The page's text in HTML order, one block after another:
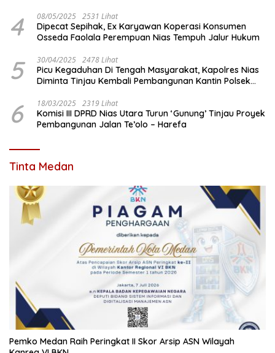
4 08/05/2025 2531 Lihat
Dipecat Sepihak, Ex Karyawan Koperasi Konsumen
Osseda Faolala Perempuan Nias Tempuh Jalur Hukum
5 30/04/2025 2478 Lihat
Picu Kegaduhan Di Tengah Masyarakat, Kapolres Nias
Diminta Tinjau Kembali Pembangunan Kantin Polsek
6 18/03/2025 2319 Lihat
Komisi III DPRD Nias Utara Turun ‘Gunung’ Tinjau Proyek
Pembangunan Jalan Te’olo – Harefa
Tinta Medan
Pemko Medan Raih Peringkat II Skor Arsip ASN Wilayah